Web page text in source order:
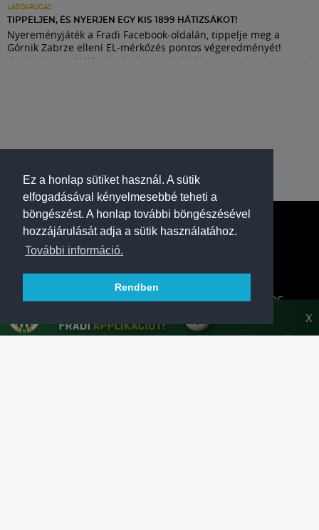
Ez a honlap sütiket használ. A sütik
elfogadásával kényelmesebbé teheti a
böngészést. A honlap további böngészésével
hozzájárulását adja a sütik használatához.
További információ.
Rendben
LABDARÚGÁS
TIPPELJEN, ÉS NYERJEN EGY KIS 1899 HÁTIZSÁKOT!
Nyereményjáték a Fradi Facebook-oldalán, tippelje meg a
Górnik Zabrze elleni EL-mérkőzés pontos végeredményét!
A FERENCVÁROSI TORNA CLUB HIVATALOS
X